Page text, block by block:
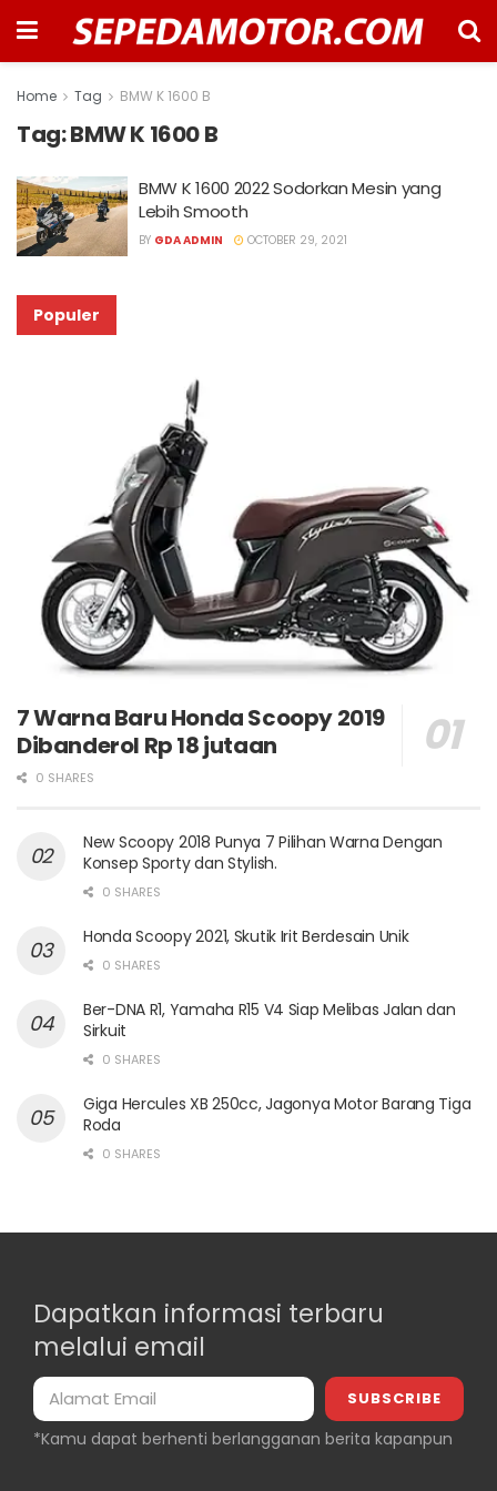
Home Tag BMW K 1600 B
Tag:BMW K 1600 B
BMW K 1600 2022 Sodorkan Mesin yang
Lebih Smooth
BY GDA ADMIN OCTOBER 29, 2021
Populer
7 Warna Baru Honda Scoopy 2019
Dibanderol Rp 18 jutaan
0 SHARES
New Scoopy 2018 Punya 7 Pilihan Warna Dengan
Konsep Sporty dan Stylish.
0 SHARES
Honda Scoopy 2021, Skutik Irit Berdesain Unik
0 SHARES
Ber-DNA R1, Yamaha R15 V4 Siap Melibas Jalan dan
Sirkuit
0 SHARES
Giga Hercules XB 250cc, Jagonya Motor Barang Tiga
Roda
0 SHARES
Dapatkan informasi terbaru
melalui email
*Kamu dapat berhenti berlangganan berita kapanpun